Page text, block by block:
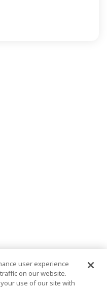
user experience
on our website.
use of our site with